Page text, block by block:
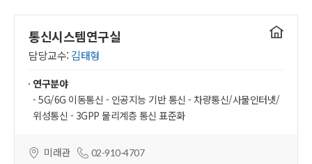
통신시스템연구실
담당교수: 김태형
연구실
연구분야
- 5G/6G 이동통신 - 인공지능 기반 통신 - 차량통신/사물인터넷/
위성통신 - 3GPP 물리계층 통신 표준화
미래관 02-910-4707